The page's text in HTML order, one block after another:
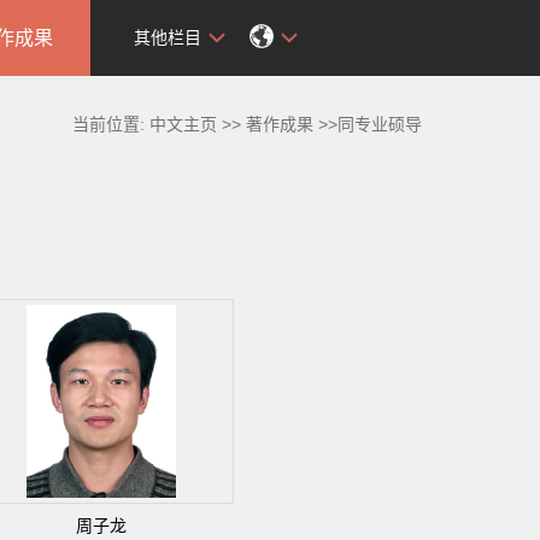
成果 其他栏目
当前位置: 中文主页 >>著作成果 >>同专业硕导
周子龙